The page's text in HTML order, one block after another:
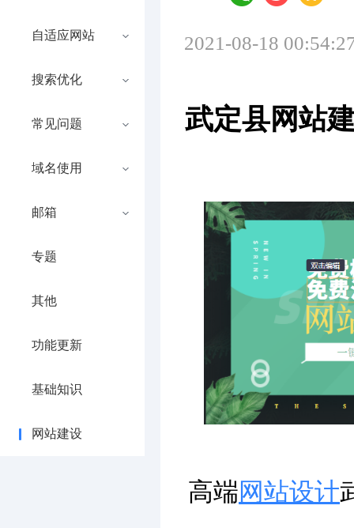
自适应网站
搜索优化
常见问题
域名使用
邮箱
专题
其他
功能更新
基础知识
网站建设
2021-08-18
武定县网站
高端网站设计